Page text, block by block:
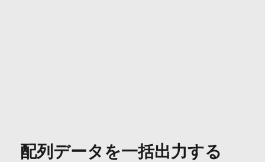
配列データを一括出力する